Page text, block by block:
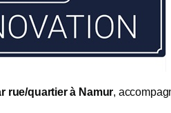
rue/quartier à Namur,